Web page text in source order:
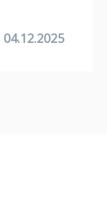
04.12.2025